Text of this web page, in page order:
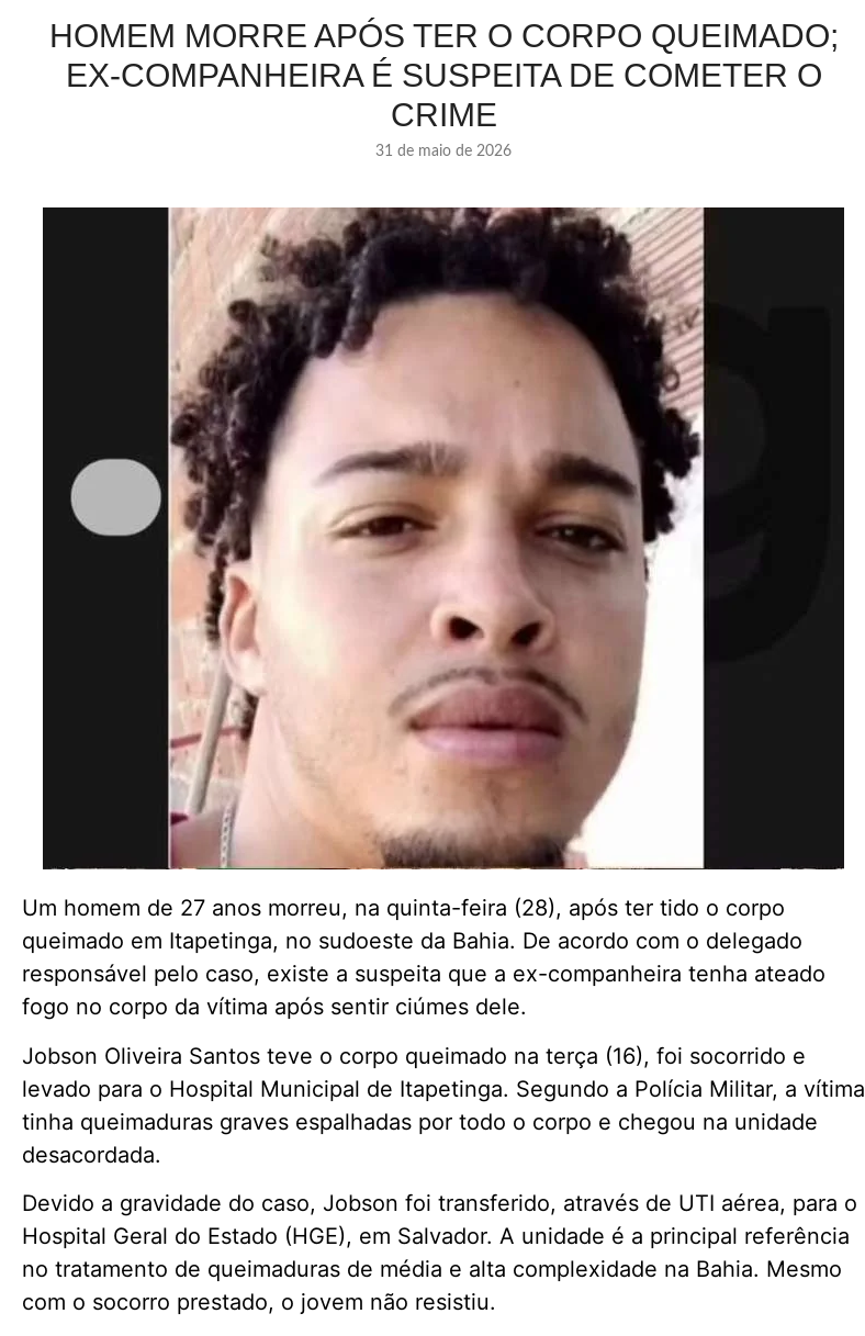
HOMEM MORRE APÓS TER O CORPO QUEIMADO;
EX-COMPANHEIRA É SUSPEITA DE COMETER O
CRIME
31 de maio de 2026
Um homem de 27 anos morreu, na quinta-feira (28), após ter tido o corpo
queimado em Itapetinga, no sudoeste da Bahia. De acordo com o delegado
responsável pelo caso, existe a suspeita que a ex-companheira tenha ateado
fogo no corpo da vítima após sentir ciúmes dele.
Jobson Oliveira Santos teve o corpo queimado na terça (16), foi socorrido e
levado para o Hospital Municipal de Itapetinga. Segundo a Polícia Militar, a vítima
tinha queimaduras graves espalhadas por todo o corpo e chegou na unidade
desacordada.
Devido a gravidade do caso, Jobson foi transferido, através de UTI aérea, para o
Hospital Geral do Estado (HGE), em Salvador. A unidade é a principal referência
no tratamento de queimaduras de média e alta complexidade na Bahia. Mesmo
com o socorro prestado, o jovem não resistiu.